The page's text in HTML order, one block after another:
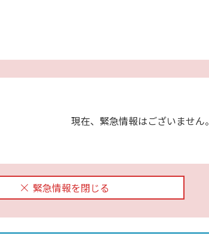
現在、緊急情報はございません。
緊急情報を閉じる